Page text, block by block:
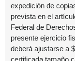
expedición de
prevista en el
Federal de
presente ejercicio
deberá ajustarse a